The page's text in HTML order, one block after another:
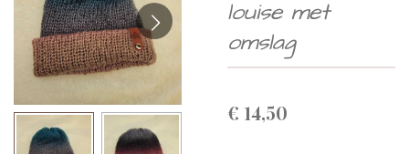
louise met
omslag
€ 14,50